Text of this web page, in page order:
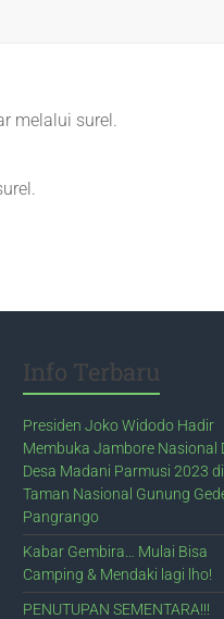
melalui surel.
Info Terbaru
Presiden Joko Widodo Hadir
Membuka Jambore Nasional
Desa Madani Parmusi 2023 di
Taman Nasional Gunung
Pangrango
Kabar Gembira… Mulai Bisa
Camping & Mendaki lagi lho!
PENUTUPAN SEMENTARA!!!